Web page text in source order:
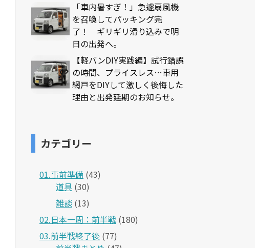
「車内暑すぎ！」急遽扇風機
を召喚してパッキング完
了！ ギリギリ滑り込みで明
日の出発へ。
【軽バンDIY実践編】試行錯誤
の時間、プライスレス…車用
網戸をDIYして激しく後悔した
理由と出発延期のお知らせ。
カテゴリー
01.事前準備 (43)
道具 (30)
雑談 (13)
02.日本一周：前半戦 (180)
03.前半戦終了後 (77)